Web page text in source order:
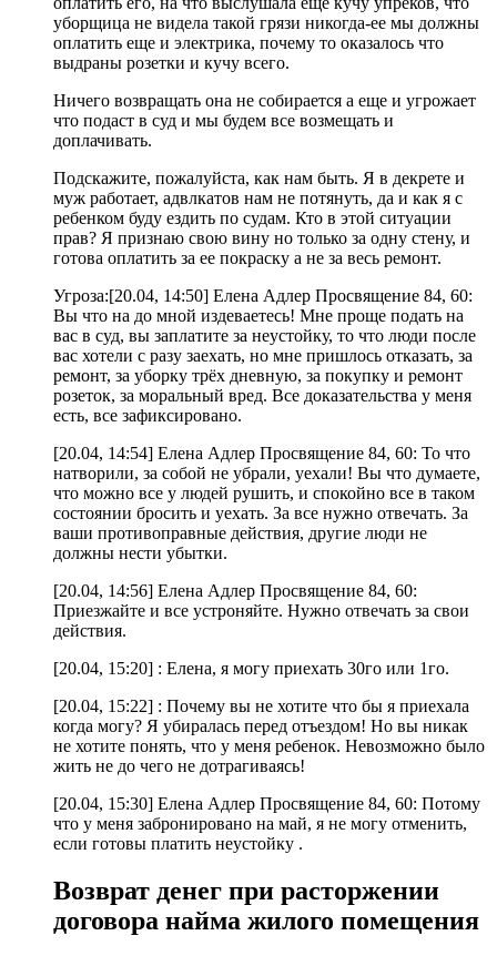
уборщица не видела такой грязи никогда-ее мы должны
оплатить еще и электрика, почему то оказалось что
выдраны розетки и кучу всего.
Ничего возвращать она не собирается а еще и угрожает
что подаст в суд и мы будем все возмещать и
доплачивать.
Подскажите, пожалуйста, как нам быть. Я в декрете и
муж работает, адвлкатов нам не потянуть, да и как я с
ребенком буду ездить по судам. Кто в этой ситуации
прав? Я признаю свою вину но только за одну стену, и
готова оплатить за ее покраску а не за весь ремонт.
Угроза:[20.04, 14:50] Елена Адлер Просвящение 84, 60:
Вы что на до мной издеваетесь! Мне проще подать на
вас в суд, вы заплатите за неустойку, то что люди после
вас хотели с разу заехать, но мне пришлось отказать, за
ремонт, за уборку трёх дневную, за покупку и ремонт
розеток, за моральный вред. Все доказательства у меня
есть, все зафиксировано.
[20.04, 14:54] Елена Адлер Просвящение 84, 60: То что
натворили, за собой не убрали, уехали! Вы что думаете,
что можно все у людей рушить, и спокойно все в таком
состоянии бросить и уехать. За все нужно отвечать. За
ваши противоправные действия, другие люди не
должны нести убытки.
[20.04, 14:56] Елена Адлер Просвящение 84, 60:
Приезжайте и все устроняйте. Нужно отвечать за свои
действия.
[20.04, 15:20] : Елена, я могу приехать 30го или 1го.
[20.04, 15:22] : Почему вы не хотите что бы я приехала
когда могу? Я убиралась перед отъездом! Но вы никак
не хотите понять, что у меня ребенок. Невозможно было
жить не до чего не дотрагиваясь!
[20.04, 15:30] Елена Адлер Просвящение 84, 60: Потому
что у меня забронировано на май, я не могу отменить,
если готовы платить неустойку .
Возврат денег при расторжении
договора найма жилого помещения